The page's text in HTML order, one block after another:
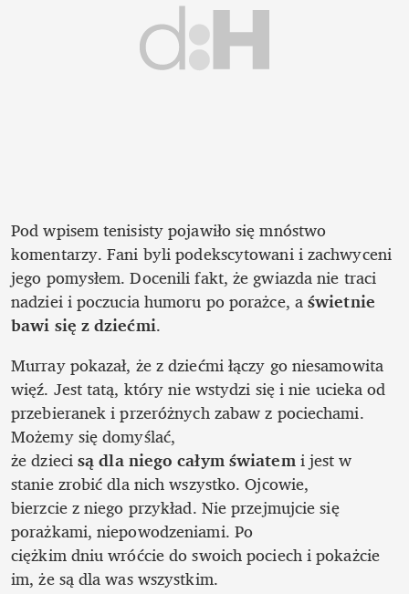
Pod wpisem tenisisty pojawiło się mnóstwo
komentarzy. Fani byli podekscytowani i zachwyceni
jego pomysłem. Docenili fakt, że gwiazda nie traci
nadziei i poczucia humoru po porażce, a świetnie
bawi się z dziećmi.
Murray pokazał, że z dziećmi łączy go niesamowita
więź. Jest tatą, który nie wstydzi się i nie ucieka od
przebieranek i przeróżnych zabaw z pociechami.
Możemy się domyślać,
że dzieci są dla niego całym światem i jest w
stanie zrobić dla nich wszystko. Ojcowie,
bierzcie z niego przykład. Nie przejmujcie się
porażkami, niepowodzeniami. Po
ciężkim dniu wróćcie do swoich pociech i pokażcie
im, że są dla was wszystkim.